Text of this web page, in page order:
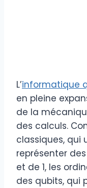
L’informatique
en pleine
de la
des calculs.
classiques, qui
représenter
et de 1, les
des qubits, qui